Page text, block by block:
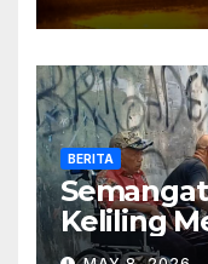
BERITA
Keliling
Tetap